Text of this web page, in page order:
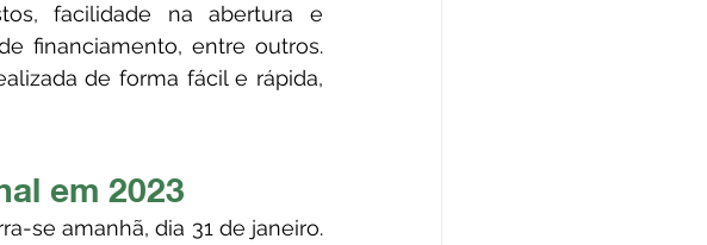
facilidade na abertura e
financiamento, entre outros.
de forma fácil e rápida,
em 2023